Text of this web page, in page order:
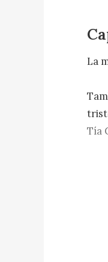
La
Tía
El
la
se